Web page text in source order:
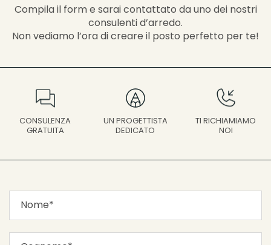
Compila il form e sarai contattato da uno dei nostri
consulenti d’arredo.
Non vediamo l’ora di creare il posto perfetto per te!
CONSULENZA
GRATUITA
UN PROGETTISTA
DEDICATO
TI RICHIAMIAMO
NOI